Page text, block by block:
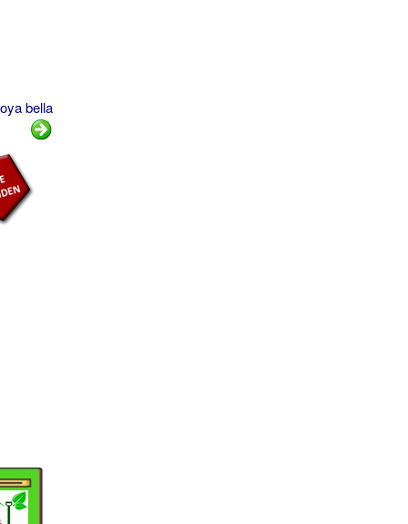
bella